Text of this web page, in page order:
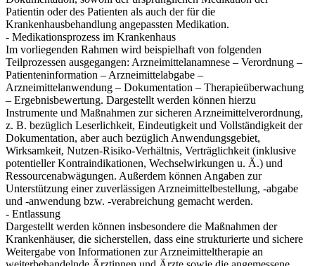
Patientin oder des Patienten als auch der für die
Krankenhausbehandlung angepassten Medikation.
- Medikationsprozess im Krankenhaus
Im vorliegenden Rahmen wird beispielhaft von folgenden
Teilprozessen ausgegangen: Arzneimittelanamnese – Verordnung –
Patienteninformation – Arzneimittelabgabe –
Arzneimittelanwendung – Dokumentation – Therapieüberwachung
– Ergebnisbewertung. Dargestellt werden können hierzu
Instrumente und Maßnahmen zur sicheren Arzneimittelverordnung,
z. B. bezüglich Leserlichkeit, Eindeutigkeit und Vollständigkeit der
Dokumentation, aber auch bezüglich Anwendungsgebiet,
Wirksamkeit, Nutzen-Risiko-Verhältnis, Verträglichkeit (inklusive
potentieller Kontraindikationen, Wechselwirkungen u. Ä.) und
Ressourcenabwägungen. Außerdem können Angaben zur
Unterstützung einer zuverlässigen Arzneimittelbestellung, -abgabe
und -anwendung bzw. -verabreichung gemacht werden.
- Entlassung
Dargestellt werden können insbesondere die Maßnahmen der
Krankenhäuser, die sicherstellen, dass eine strukturierte und sichere
Weitergabe von Informationen zur Arzneimitteltherapie an